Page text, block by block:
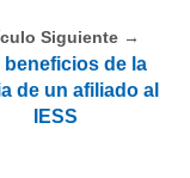
Siguiente →
beneficios de la
de un afiliado al
IESS